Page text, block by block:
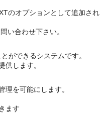
のオプションとして追加され
い合わせ下さい。
ができるシステムです。
供します。
を可能にします。
ます